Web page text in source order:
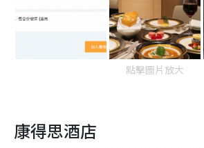
點擊圖片放大
康得思酒店